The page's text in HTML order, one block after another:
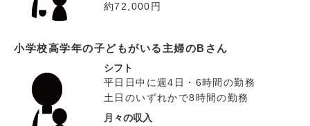
約72,000円
小学校高学年の子どもがいる主婦のBさん
シフト
平日日中に週4日・6時間の勤務
土日のいずれかで8時間の勤務
月々の収入